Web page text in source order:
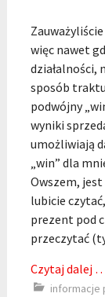
więc nawet
działalności,
sposób
podwójny
wyniki
umożliwiają
„win” dla
Owszem,
lubicie
prezent pod
przeczytać
Czytaj dalej
informacje